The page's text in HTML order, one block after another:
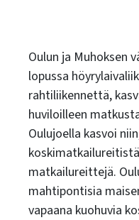
Oulun ja Muhoksen
lopussa
rahtiliikennettä,
huviloilleen
Oulujoella kasvoi
matkailureittejä.
mahtipontisia
vapaana kuohuvia